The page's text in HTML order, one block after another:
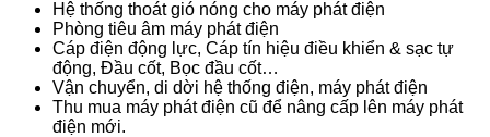
Hệ thống thoát gió nóng cho máy phát điện
Phòng tiêu âm máy phát điện
Cáp điện động lực, Cáp tín hiệu điều khiển & sạc tự
động, Đầu cốt, Bọc đầu cốt…
Vận chuyển, di dời hệ thống điện, máy phát điện
Thu mua máy phát điện cũ để nâng cấp lên máy phát
điện mới.